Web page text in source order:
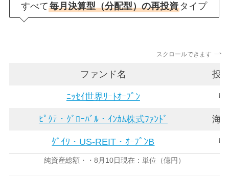
すべて毎月決算型（分配型）の再投資タイプ
スクロールできます
ファンド名 投
ﾆｯｾｲ世界ﾘｰﾄｵｰﾌﾟﾝ
ﾋﾟｸﾃ・ｸﾞﾛｰﾊﾞﾙ・ｲﾝｶﾑ株式ﾌｧﾝﾄﾞ 海
ﾀﾞｲﾜ・US-REIT・ｵｰﾌﾟﾝB
純資産総額・・8月10日現在：単位（億円）